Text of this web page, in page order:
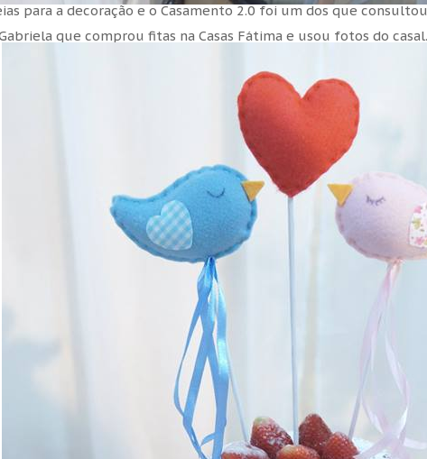
para a decoração e o Casamento 2.0 foi um dos que
que comprou fitas na Casas Fátima e usou fotos do